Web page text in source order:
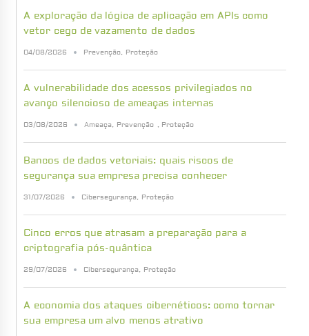
A exploração da lógica de aplicação em APIs como
vetor cego de vazamento de dados
04/08/2026 Prevenção, Proteção
A vulnerabilidade dos acessos privilegiados no
avanço silencioso de ameaças internas
03/08/2026 Ameaça, Prevenção , Proteção
Bancos de dados vetoriais: quais riscos de
segurança sua empresa precisa conhecer
31/07/2026 Cibersegurança, Proteção
Cinco erros que atrasam a preparação para a
criptografia pós-quântica
29/07/2026 Cibersegurança, Proteção
A economia dos ataques cibernéticos: como tornar
sua empresa um alvo menos atrativo